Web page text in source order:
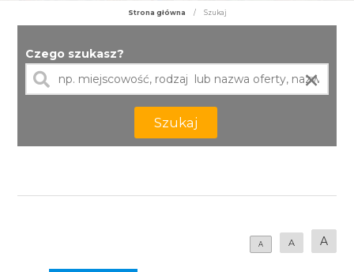
Strona główna / Szukaj
Czego szukasz?
×
Szukaj
A A A